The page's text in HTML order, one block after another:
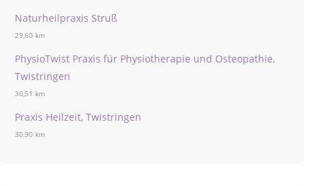
Naturheilpraxis Struß
29,60 km
PhysioTwist Praxis für Physiotherapie und Osteopathie,
Twistringen
30,51 km
Praxis Heilzeit, Twistringen
30,90 km